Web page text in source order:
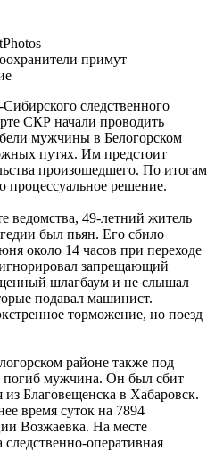
примут
следственного
СКР начали проводить
мужчины в Белогорском
путях. Им предстоит
произошедшего. По итогам
процессуальное решение.
ведомства, 49-летний житель
был пьян. Его сбило
около 14 часов при переходе
запрещающий
шлагбаум и не слышал
подавал машинист.
торможение, но поезд
районе также под
погиб мужчина. Он был сбит
Благовещенска в Хабаровск.
время суток на 7894
Возжаевка. На месте
оперативная